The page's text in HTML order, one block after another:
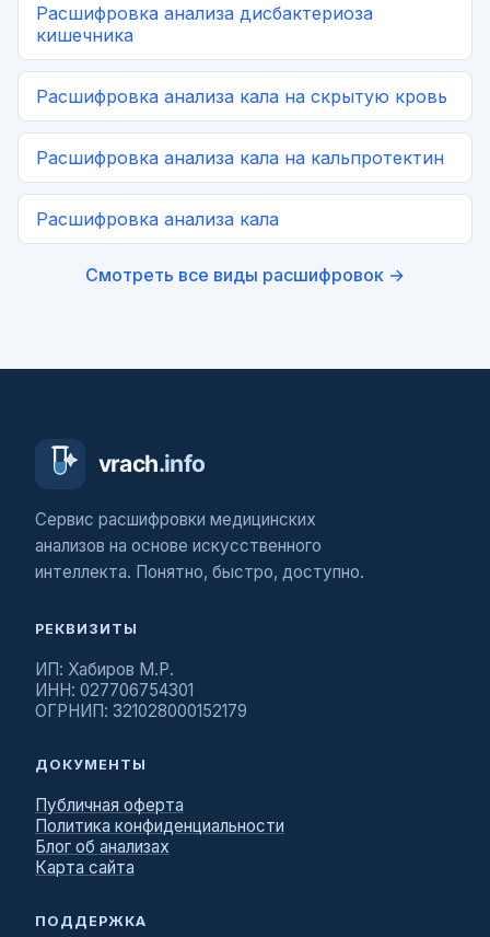
Расшифровка анализа дисбактериоза
кишечника
Расшифровка анализа кала на скрытую кровь
Расшифровка анализа кала на кальпротектин
Расшифровка анализа кала
Смотреть все виды расшифровок →
Сервис расшифровки медицинских
анализов на основе искусственного
интеллекта. Понятно, быстро, доступно.
РЕКВИЗИТЫ
ИП: Хабиров М.Р.
ИНН: 027706754301
ОГРНИП: 321028000152179
ДОКУМЕНТЫ
Публичная оферта
Политика конфиденциальности
Блог об анализах
Карта сайта
ПОДДЕРЖКА